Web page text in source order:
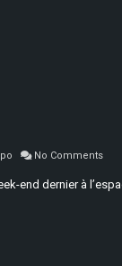
No Comments
end dernier à